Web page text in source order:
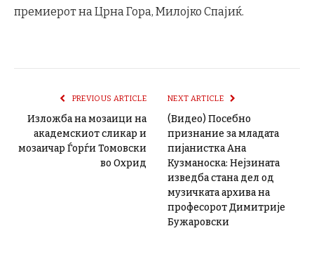
премиерот на Црна Гора, Милојко Спајиќ.
PREVIOUS ARTICLE
Изложба на мозаици на
академскиот сликар и
мозаичар Ѓорѓи Томовски
во Охрид
NEXT ARTICLE
(Видео) Посебно
признание за младата
пијанистка Ана
Кузманоска: Нејзината
изведба стана дел од
музичката архива на
професорот Димитрије
Бужаровски